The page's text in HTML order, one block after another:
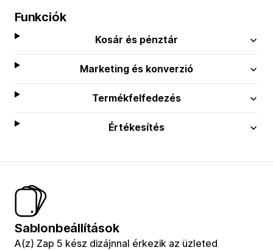
Funkciók
Kosár és pénztár
Marketing és konverzió
Termékfelfedezés
Értékesítés
Sablonbeállítások
A(z) Zap 5 kész dizájnnal érkezik az üzleted